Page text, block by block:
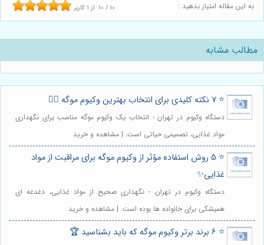
به این مقاله امتیاز بدهید : 10 / 10 از 1 کاربر
مطالب مشابه
⭐️ 7 نکته کلیدی برای انتخاب بهترین وکیوم موگه 💇‍♀️
دستگاه وکیوم در تهران - انتخاب یک وکیوم موگه مناسب برای نگهداری
مواد غذایی، تصمیمی حیاتی است. | مشاهده و خرید
⭐️ 5 روش استفاده مؤثر از وکیوم موگه برای مراقبت از مواد
غذایی✨
دستگاه وکیوم در تهران - نگهداری صحیح از مواد غذایی، دغدغه ای
همیشگی برای خانواده ها بوده است. | مشاهده و خرید
⭐️ 6 برند برتر وکیوم موگه که باید بشناسید 🏆